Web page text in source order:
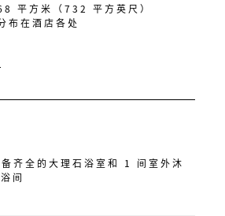
平方米（732 平方英尺）
布在酒店各处
齐全的大理石浴室和 1 间室外沐
间